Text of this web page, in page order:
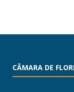
CÂMARA DE